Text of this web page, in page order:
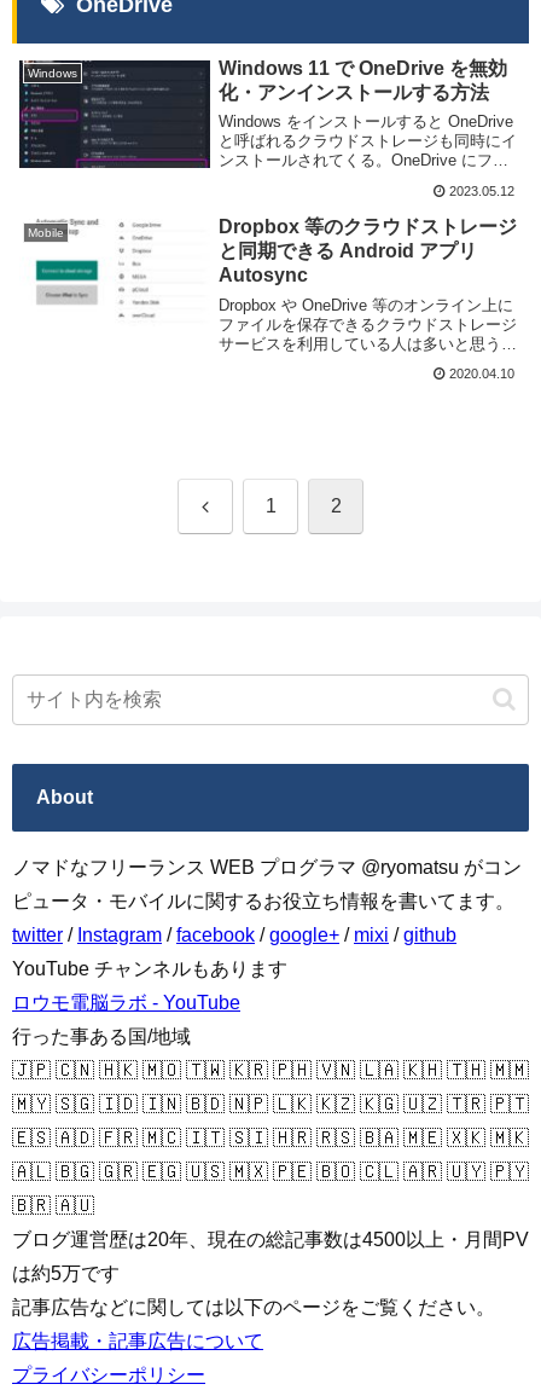
OneDrive
Windows
Windows 11 で OneDrive を無効
化・アンインストールする方法
Windows をインストールすると OneDrive
と呼ばれるクラウドストレージも同時にイ
ンストールされてくる。OneDrive にファ
存できるため、他の PC やスマートフォン
などからアクセスしや...
2023.05.12
Mobile
Dropbox 等のクラウドストレージ
と同期できる Android アプリ
Autosync
Dropbox や OneDrive 等のオンライン上に
ファイルを保存できるクラウドストレージ
サービスを利用している人は多いと思う。
るのが楽になる Web サービス/ソフトウェ
2020.04.10
前 1 2
About
ノマドなフリーランス WEB プログラマ @ryomatsu がコン
ピュータ・モバイルに関するお役立ち情報を書いてます。
twitter / Instagram /facebook /google+ / mixi /github
YouTube チャンネルもあります
ロウモ電脳ラボ - YouTube
行った事ある国/地域
🇯🇵 🇨🇳 🇭🇰 🇲🇴 🇹🇼 🇰🇷 🇵🇭 🇻🇳 🇱🇦 🇰🇭 🇹🇭 🇲🇲
🇲🇾 🇸🇬 🇮🇩 🇮🇳 🇧🇩 🇳🇵 🇱🇰 🇰🇿 🇰🇬 🇺🇿 🇹🇷 🇵🇹
🇪🇸 🇦🇩 🇫🇷 🇲🇨 🇮🇹 🇸🇮 🇭🇷 🇷🇸 🇧🇦 🇲🇪 🇽🇰 🇲🇰
🇦🇱 🇧🇬 🇬🇷 🇪🇬 🇺🇸 🇲🇽 🇵🇪 🇧🇴 🇨🇱 🇦🇷 🇺🇾 🇵🇾
🇧🇷 🇦🇺
ブログ運営歴は20年、現在の総記事数は4500以上・月間PV
は約5万です
記事広告などに関しては以下のページをご覧ください。
広告掲載・記事広告について
プライバシーポリシー